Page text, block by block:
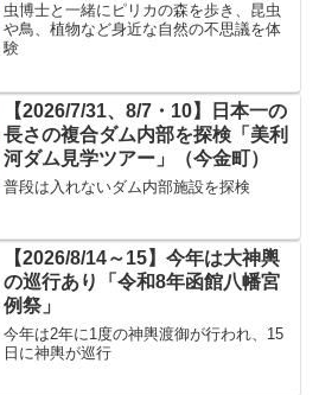
虫博士と一緒にピリカの森を歩き、昆虫
や鳥、植物など身近な自然の不思議を体
験
【2026/7/31、8/7・10】日本一の
長さの複合ダム内部を探検「美利
河ダム見学ツアー」（今金町）
普段は入れないダム内部施設を探検
【2026/8/14～15】今年は大神輿
の巡行あり「令和8年函館八幡宮
例祭」
今年は2年に1度の神輿渡御が行われ、15
日に神輿が巡行